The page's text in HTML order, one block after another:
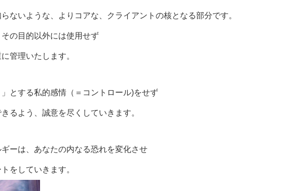
ないような、よりコアな、クライアントの核となる部分です。
の目的以外には使用せず
管理いたします。
とする私的感情（＝コントロール)をせず
るよう、誠意を尽くしていきます。
ーは、あなたの内なる恐れを変化させ
をしていきます。